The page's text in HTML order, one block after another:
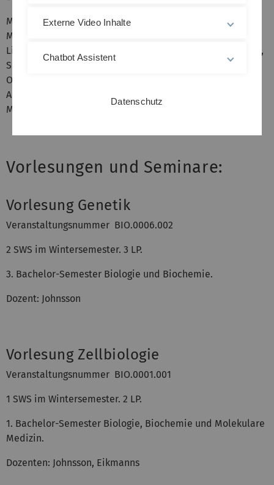
Master Biologie/Biochemie:
Modul Genetik/Zellbiologie (Vorlesung und
Literaturseminar Molekulare Zellbiologie, Großpraktikum,
Seminar Genetik)
Oberseminar
Absolventenseminar
Masterarbeit
Vorlesungen und Seminare:
Vorlesung Genetik
Veranstaltungsnummer BIO.0006.002
2 SWS im Wintersemester. 3 LP.
3. Bachelor-Semester Biologie und Biochemie.
Dozent: Johnsson
Vorlesung Zellbiologie
Veranstaltungsnummer BIO.0001.001
1 SWS im Wintersemester. 2 LP.
1. Bachelor-Semester Biologie, Biochemie und Molekulare
Medizin.
Dozenten: Johnsson, Eikmanns
Externe Video Inhalte
Chatbot Assistent
Datenschutz